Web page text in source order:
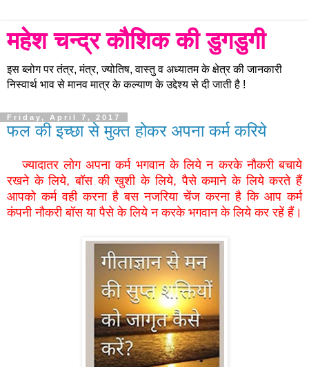
महेश चन्द्र कौशिक की डुगडुगी
इस ब्लोग पर तंत्र, मंत्र, ज्योतिष, वास्तु व अध्यातम के क्षेत्र की जानकारी
निस्वार्थ भाव से मानव मात्र के कल्याण के उद्देश्य से दी जाती है !
Friday, April 7, 2017
फल की इच्छा से मुक्त होकर अपना कर्म करिये
ज्यादातर लोग अपना कर्म भगवान के लिये न करके नौकरी बचाये
रखने के लिये, बॉस की खुशी के लिये, पैसे कमाने के लिये करते हैं
आपको कर्म वही करना है बस नजरिया चेंज करना है कि आप कर्म
कंपनी नौकरी बॉस या पैसे के लिये न करके भगवान के लिये कर रहें हैं।